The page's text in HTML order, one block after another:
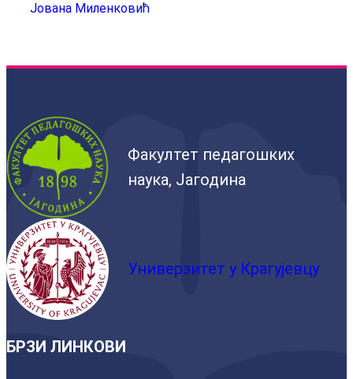
Јована Миленковић
Факултет педагошких
наука, Јагодина
Универзитет у Крагујевцу
БРЗИ ЛИНКОВИ